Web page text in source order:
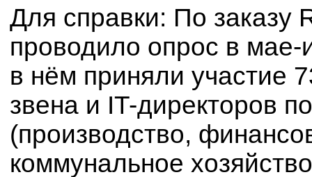
Для справки: По заказу
проводило опрос в
в нём приняли участие
звена и IT-директоров
(производство,
коммунальное